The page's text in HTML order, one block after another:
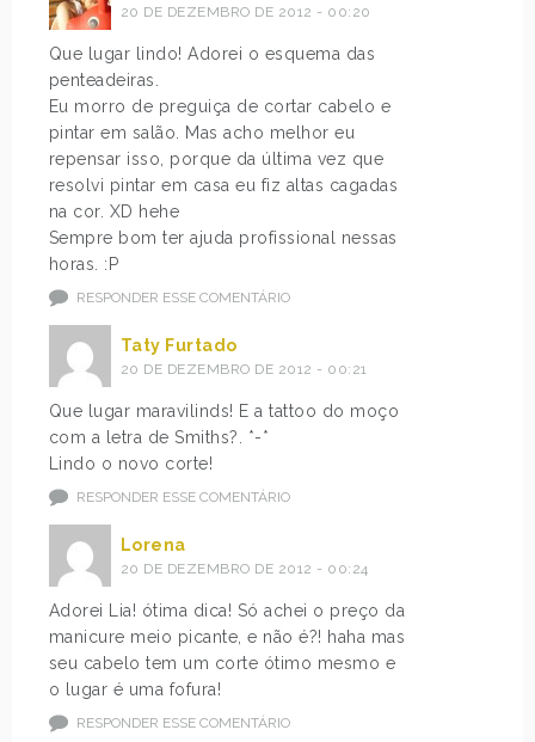
20 DE DEZEMBRO DE 2012 - 00:20
Que lugar lindo! Adorei o esquema das
penteadeiras.
Eu morro de preguiça de cortar cabelo e
pintar em salão. Mas acho melhor eu
repensar isso, porque da última vez que
resolvi pintar em casa eu fiz altas cagadas
na cor. XD hehe
Sempre bom ter ajuda profissional nessas
horas. :P
RESPONDER ESSE COMENTÁRIO
Taty Furtado
20 DE DEZEMBRO DE 2012 - 00:21
Que lugar maravilinds! E a tattoo do moço
com a letra de Smiths?. *-*
Lindo o novo corte!
RESPONDER ESSE COMENTÁRIO
Lorena
20 DE DEZEMBRO DE 2012 - 00:24
Adorei Lia! ótima dica! Só achei o preço da
manicure meio picante, e não é?! haha mas
seu cabelo tem um corte ótimo mesmo e
o lugar é uma fofura!
RESPONDER ESSE COMENTÁRIO